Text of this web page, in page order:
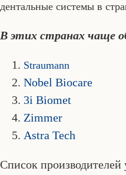
дентальные системы в
В этих странах чаще
Straumann
Nobel Biocare
3i Biomet
Zimmer
Astra Tech
Список